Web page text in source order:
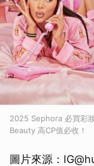
2025 Sephora 必買彩
Beauty 高CP值必收！
圖片來源：